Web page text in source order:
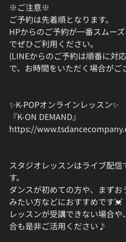
※ご注意※
ご予約は先着順となります。
HPからのご予約が一番スムー
でぜひご利用ください。
(LINEからのご予約は順番に対
で、お時間をいただく場合がご
✨K-POPオンラインレッスン✨
『K-ON DEMAND』
https://
スタジオレッスンはライブ配
す。
ダンスが初めての方や、まず
みたい方などにおすすめです💓
レッスンが受講できない場合
合も是非ご活用ください♪